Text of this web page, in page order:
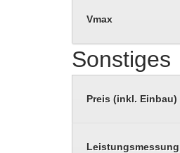
Vmax
Sonstiges
Preis (inkl. Einbau)